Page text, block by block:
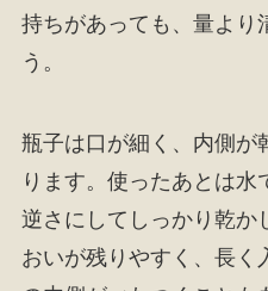
持ちがあっても、量より
う。
瓶子は口が細く、内側が
ります。使ったあとは
逆さにしてしっかり乾か
おいが残りやすく、長く